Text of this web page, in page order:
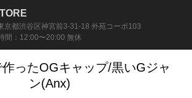
京都渋谷区神宮前3-31-18 外苑コーポ103
間：12:00〜20:00 無休
ったOGキャップ/黒いGジャ
ン(Anx)